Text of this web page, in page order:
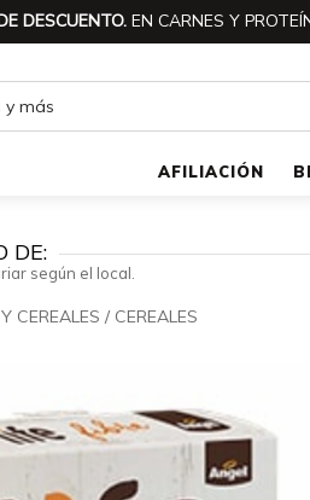
DESCUENTO. EN CARNES Y
AFILIACIÓN
DE:
según el local.
CEREALES / CEREALES